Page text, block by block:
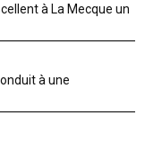
à La Mecque un
à une